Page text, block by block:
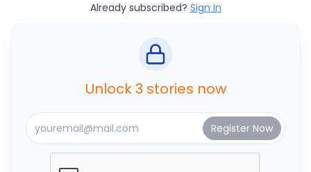
Already subscribed? Sign In
Unlock 3 stories now